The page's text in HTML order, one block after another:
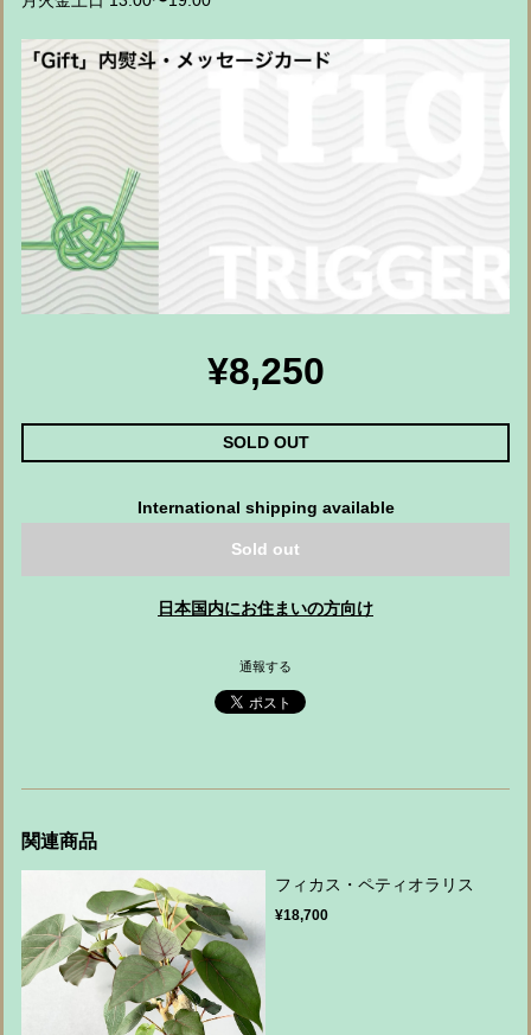
¥8,250
SOLD OUT
International shipping available
Sold out
日本国内にお住まいの方向け
通報する
関連商品
フィカス・ペティオラリス
¥18,700